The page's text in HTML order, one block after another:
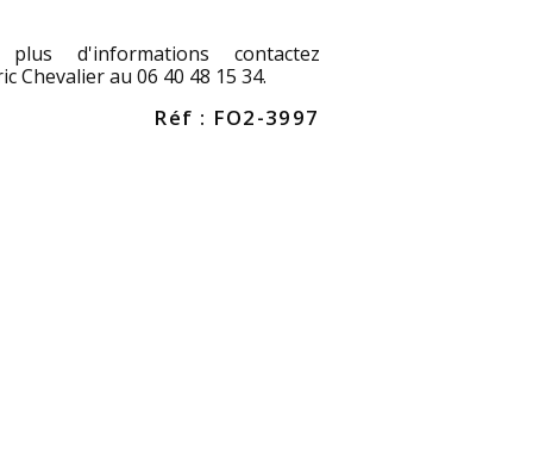
d'informations contactez
Chevalier au 06 40 48 15 34.
Réf : FO2-3997